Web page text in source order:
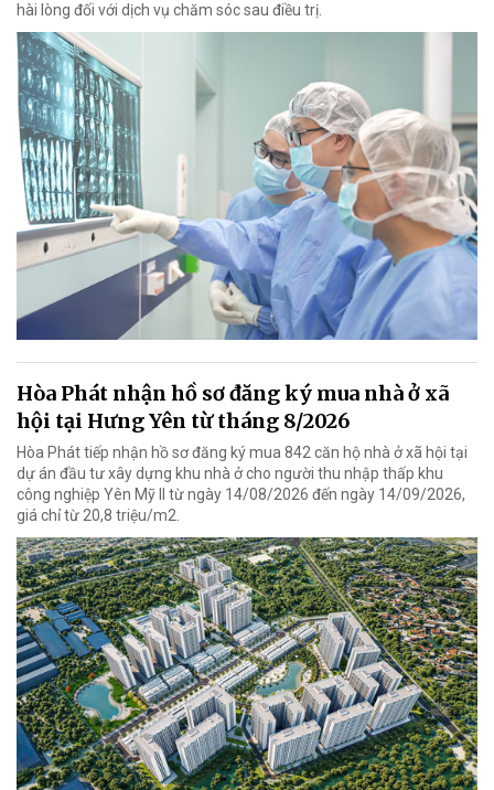
hài lòng đối với dịch vụ chăm sóc sau điều trị.
Hòa Phát nhận hồ sơ đăng ký mua nhà ở xã
hội tại Hưng Yên từ tháng 8/2026
Hòa Phát tiếp nhận hồ sơ đăng ký mua 842 căn hộ nhà ở xã hội tại
dự án đầu tư xây dựng khu nhà ở cho người thu nhập thấp khu
công nghiệp Yên Mỹ II từ ngày 14/08/2026 đến ngày 14/09/2026,
giá chỉ từ 20,8 triệu/m2.